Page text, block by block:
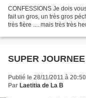
CONFESSIONS Je dois
fait un gros, un très gros
très fière .... mais très très
SUPER
Publié le 28/11/2011 à 20:50
Par Laetitia de La B